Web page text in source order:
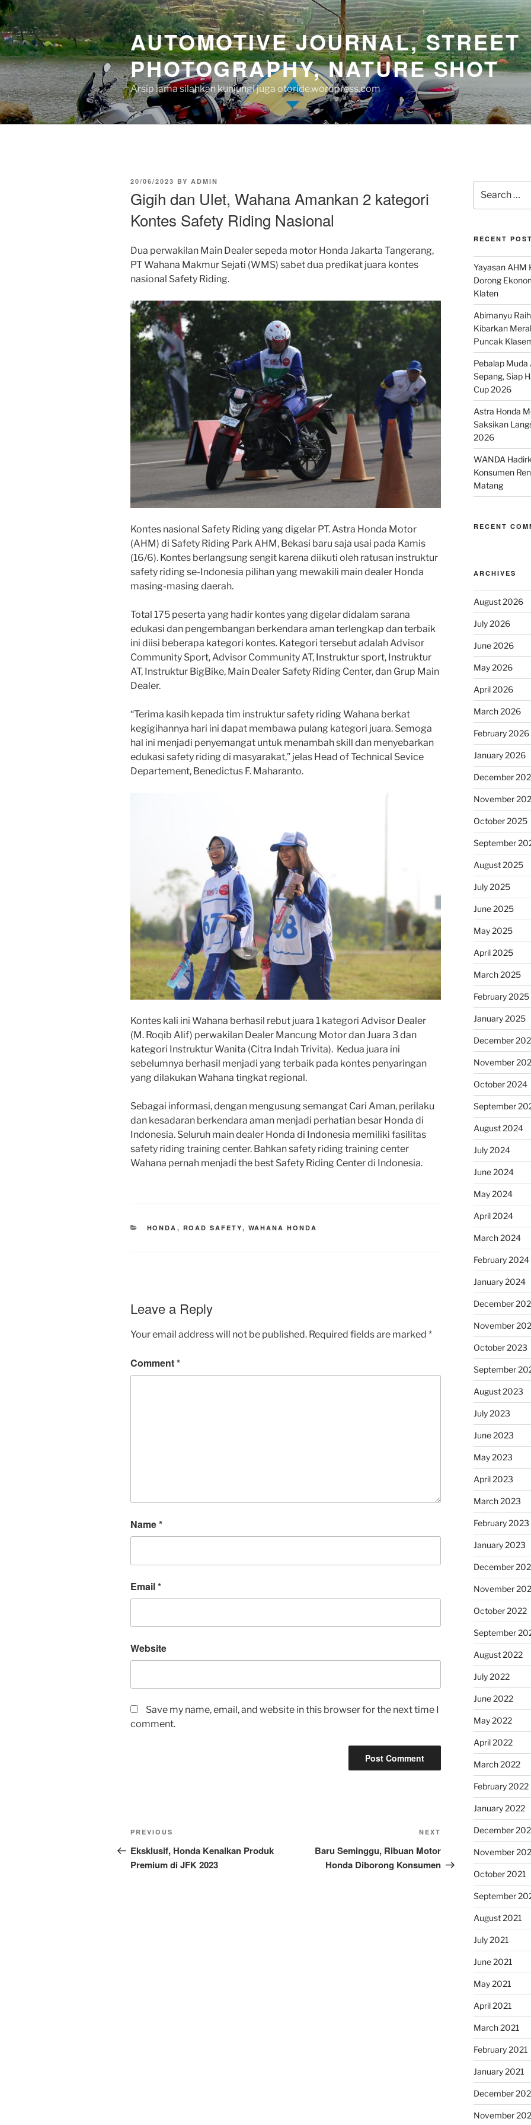
Skip
to
content
AUTOMOTIVE JOURNAL, STREET
PHOTOGRAPHY, NATURE SHOT
Arsip lama silahkan kunjungi juga otoride.wordpress.com
POSTED
20/06/2023 BY ADMIN
Gigih dan Ulet, Wahana Amankan 2 kategori
Kontes Safety Riding Nasional
Dua perwakilan Main Dealer sepeda motor Honda Jakarta Tangerang,
PT Wahana Makmur Sejati (WMS) sabet dua predikat juara kontes
nasional Safety Riding.
Kontes nasional Safety Riding yang digelar PT. Astra Honda Motor
(AHM) di Safety Riding Park AHM, Bekasi baru saja usai pada Kamis
(16/6). Kontes berlangsung sengit karena diikuti oleh ratusan instruktur
safety riding se-Indonesia pilihan yang mewakili main dealer Honda
masing-masing daerah.
Total 175 peserta yang hadir kontes yang digelar didalam sarana
edukasi dan pengembangan berkendara aman terlengkap dan terbaik
ini diisi beberapa kategori kontes. Kategori tersebut adalah Advisor
Community Sport, Advisor Community AT, Instruktur sport, Instruktur
AT, Instruktur BigBike, Main Dealer Safety Riding Center, dan Grup Main
Dealer.
“Terima kasih kepada tim instruktur safety riding Wahana berkat
kegigihannya hari ini dapat membawa pulang kategori juara. Semoga
hal ini menjadi penyemangat untuk menambah skill dan menyebarkan
edukasi safety riding di masyarakat,” jelas Head of Technical Sevice
Departement, Benedictus F. Maharanto.
Kontes kali ini Wahana berhasil rebut juara 1 kategori Advisor Dealer
(M. Roqib Alif) perwakilan Dealer Mancung Motor dan Juara 3 dan
kategori Instruktur Wanita (Citra Indah Trivita). Kedua juara ini
sebelumnya berhasil menjadi yang terbaik pada kontes penyaringan
yang dilakukan Wahana tingkat regional.
Sebagai informasi, dengan mengusung semangat Cari Aman, perilaku
dan kesadaran berkendara aman menjadi perhatian besar Honda di
Indonesia. Seluruh main dealer Honda di Indonesia memiliki fasilitas
safety riding training center. Bahkan safety riding training center
Wahana pernah menjadi the best Safety Riding Center di Indonesia.
CATEGORIES
HONDA , ROAD SAFETY, WAHANA HONDA
Leave a Reply
Your email address will not be published. Required fields are marked *
Comment*
Name*
Email*
Website
Save my name, email, and website in this browser for the next time I
comment.
Post
navigation
Previous
Post
PREVIOUS
Eksklusif, Honda Kenalkan Produk
Premium di JFK 2023
Post
NEXT
Baru Seminggu, Ribuan Motor
Honda Diborong Konsumen
for:
RECENT
Yayasan AHM
Dorong
Klaten
Abimanyu
Kibarkan
Puncak
Pebalap Muda
Sepang, Siap
Cup 2026
Astra Honda
Saksikan
2026
WANDA
Konsumen
Matang
RECENT
ARCHIVES
August 2026
July 2026
June 2026
May 2026
April 2026
March 2026
February 2026
January 2026
December
November
October 2025
September
August 2025
July 2025
June 2025
May 2025
April 2025
March 2025
February 2025
January 2025
December
November
October 2024
September
August 2024
July 2024
June 2024
May 2024
April 2024
March 2024
February 2024
January 2024
December
November
October 2023
September
August 2023
July 2023
June 2023
May 2023
April 2023
March 2023
February 2023
January 2023
December
November
October 2022
September
August 2022
July 2022
June 2022
May 2022
April 2022
March 2022
February 2022
January 2022
December
November
October 2021
September
August 2021
July 2021
June 2021
May 2021
April 2021
March 2021
February 2021
January 2021
December
November